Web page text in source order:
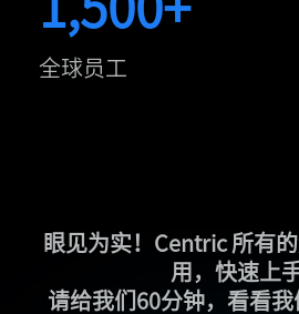
全球员工
眼见为实！Centric 所有
用，快速上手
请给我们60分钟，看看